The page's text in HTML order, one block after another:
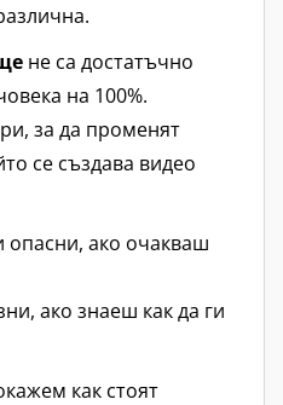
не са достатъчно
на 100%.
за да променят
се създава видео
опасни, ако очакваш
ако знаеш как да ги
как стоят